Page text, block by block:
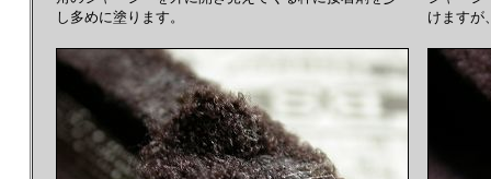
し多めに塗ります。
けますが